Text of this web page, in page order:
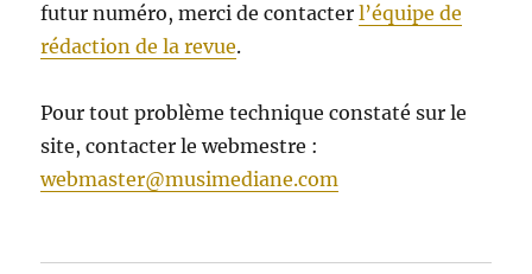
futur numéro, merci de contacterl’équipe de
rédaction de la revue.
Pour tout problème technique constaté sur le
site, contacter le webmestre :
webmaster@musimediane.com